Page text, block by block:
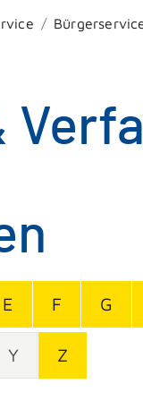
E F G
Y Z